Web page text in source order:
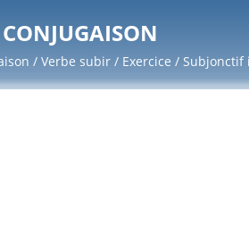
/ Verbe subir / Exercice /